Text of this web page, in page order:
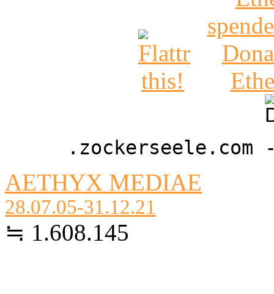
AETHYX MEDIAE
28.07.05-31.12.21
≒ 1.608.145